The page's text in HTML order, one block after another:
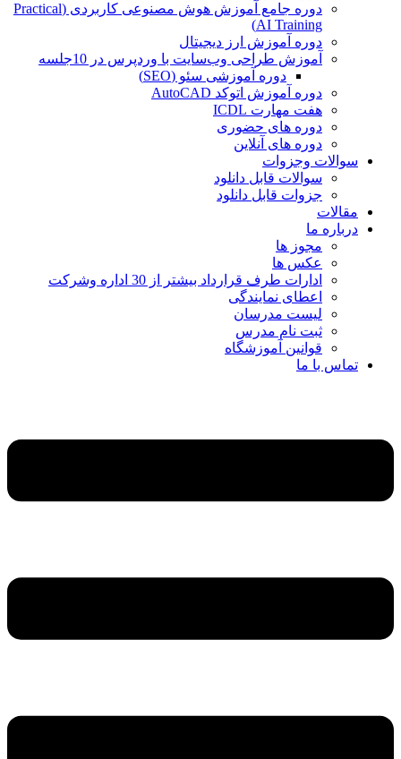
دوره جامع آموزش هوش مصنوعی کاربردی (Practical
AI Training)
دوره آموزش ارز دیجیتال
آموزش طراحی وب‌سایت با وردپرس در 10جلسه
دوره آموزشی سئو (SEO)
دوره آموزش اتوکد AutoCAD
هفت مهارت ICDL
دوره های حضوری
دوره های آنلاین
سوالات وجزوات
سوالات قابل دانلود
جزوات قابل دانلود
مقالات
درباره ما
مجوز ها
عکس ها
ادارات طرف قرارداد بیشتر از 30 اداره وشرکت
اعطای نمایندگی
لیست مدرسان
ثبت نام مدرس
قوانین آموزشگاه
تماس با ما